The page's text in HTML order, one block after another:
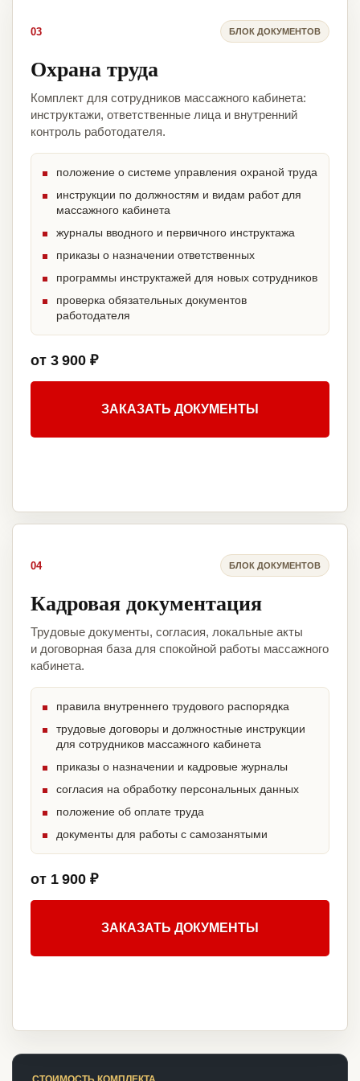
03 БЛОК ДОКУМЕНТОВ
Охрана труда
Комплект для сотрудников массажного кабинета:
инструктажи, ответственные лица и внутренний
контроль работодателя.
положение о системе управления охраной труда
инструкции по должностям и видам работ для
массажного кабинета
журналы вводного и первичного инструктажа
приказы о назначении ответственных
программы инструктажей для новых сотрудников
проверка обязательных документов
работодателя
от 3 900 ₽
ЗАКАЗАТЬ ДОКУМЕНТЫ
04 БЛОК ДОКУМЕНТОВ
Кадровая документация
Трудовые документы, согласия, локальные акты
и договорная база для спокойной работы массажного
кабинета.
правила внутреннего трудового распорядка
трудовые договоры и должностные инструкции
для сотрудников массажного кабинета
приказы о назначении и кадровые журналы
согласия на обработку персональных данных
положение об оплате труда
документы для работы с самозанятыми
от 1 900 ₽
ЗАКАЗАТЬ ДОКУМЕНТЫ